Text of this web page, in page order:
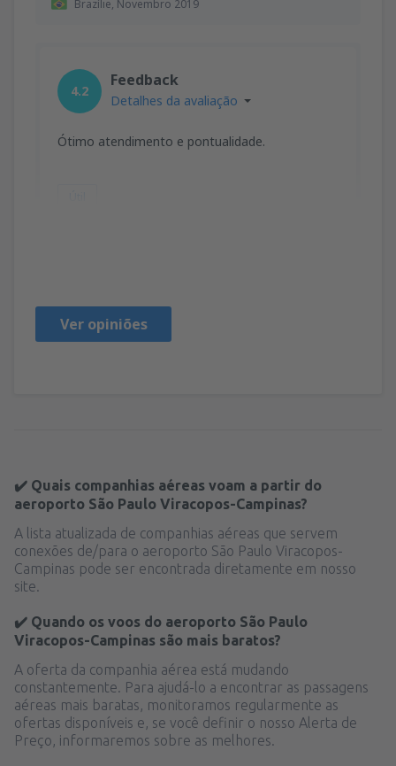
Brazílie, Novembro 2019
4.2
Feedback
Detalhes da avaliação
Ótimo atendimento e pontualidade.
Ver opiniões
✔️ Quais companhias aéreas voam a partir do
aeroporto São Paulo Viracopos-Campinas?
A lista atualizada de companhias aéreas que servem
conexões de/para o aeroporto São Paulo Viracopos-
Campinas pode ser encontrada diretamente em nosso
site.
✔️ Quando os voos do aeroporto São Paulo
Viracopos-Campinas são mais baratos?
A oferta da companhia aérea está mudando
constantemente. Para ajudá-lo a encontrar as passagens
aéreas mais baratas, monitoramos regularmente as
ofertas disponíveis e, se você definir o nosso Alerta de
Preço, informaremos sobre as melhores.